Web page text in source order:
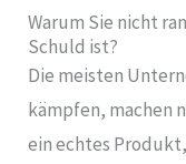
Warum Sie nicht
Schuld ist?
Die meisten
kämpfen, machen
ein echtes